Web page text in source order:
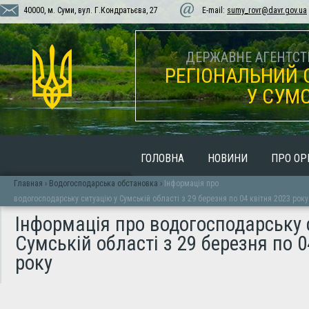
40000, м. Суми, вул. Г.Кондратьєва, 27 E-mail: sumy_rovr@davr.gov.ua
ДЕРЖАВНЕ
РЕГІОНАЛЬНИЙ
У
ГОЛОВНА НОВИНИ ПРО
Главная › Водогосподарська обстановка › Інформація про
водогосподарську ситуацію у Сумській області з 29 березня по 04 квітня 2023 року
Інформація про водогосподарську
Сумській області з 29 березня по
року